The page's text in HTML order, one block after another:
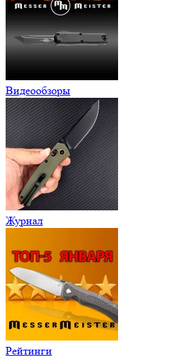
Видеообзоры
Журнал
Рейтинги